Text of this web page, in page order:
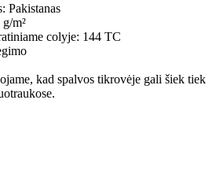
Pakistanas
g/m²
colyje: 144 TC
kad spalvos tikrovėje gali šiek tiek